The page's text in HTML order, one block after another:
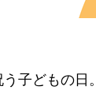
子どもの日。